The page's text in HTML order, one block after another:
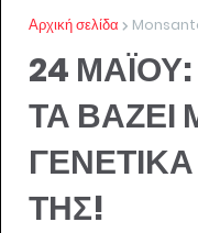
Αρχική σελίδα
24
ΤΑ ΒΑΖΕΙ
ΤΗΣ!